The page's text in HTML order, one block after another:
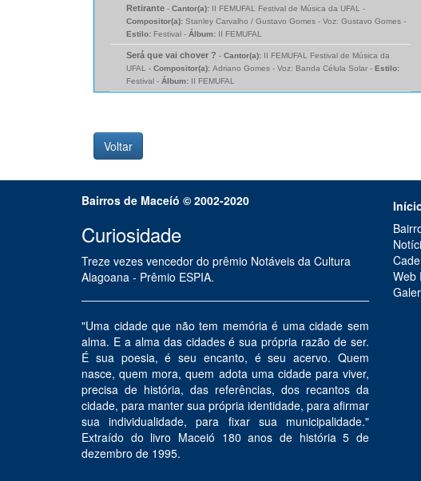
Retirante - Cantor(a): II FEMUFAL Festival de Música da UFAL -
Compositor(a): Stanley Carvalho / Gustavo Gomes - Voz: Gustavo Gomes -
Estilo: Festival - Álbum: II FEMUFAL
Será que vai chover ? - Cantor(a): II FEMUFAL Festival de Música da
UFAL - Compositor(a): Adriano Gomes - Voz: Banda Célula Solar - Estilo:
Festival - Álbum: II FEMUFAL
Bairros de Maceíó © 2002-2020
Curiosidade
Treze vezes vencedor do prêmio Notáveis da Cultura
Alagoana - Prêmio ESPIA.
"Uma cidade que não tem memória é uma cidade sem
alma. E a alma das cidades é sua própria razão de ser.
É sua poesia, é seu encanto, é seu acervo. Quem
nasce, quem mora, quem adota uma cidade para viver,
precisa de história, das referências, dos recantos da
cidade, para manter sua própria identidade, para afirmar
sua individualidade, para fixar sua municipalidade."
Extraído do livro Maceió 180 anos de história 5 de
dezembro de 1995.
Web